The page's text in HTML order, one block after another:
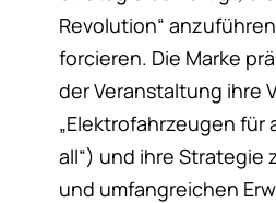
Revolution“
forcieren. Die Marke
der Veranstaltung ihre
„Elektrofahrzeugen für
all“) und ihre Strategie
und umfangreichen